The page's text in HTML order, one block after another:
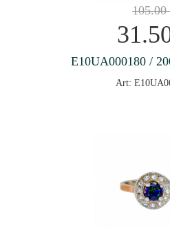
105.00
E10UA000180 /
Art: